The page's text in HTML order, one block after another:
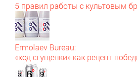
5 правил работы с культовым
Ermolaev Bureau:
«код сгущенки» как рецепт